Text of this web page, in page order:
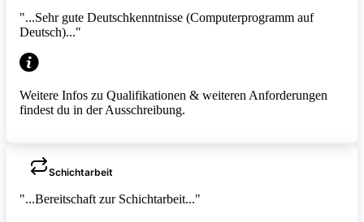
"...Sehr gute Deutschkenntnisse (Computerprogramm auf
Deutsch)..."
Weitere Infos zu Qualifikationen & weiteren Anforderungen
findest du in der Ausschreibung.
Schichtarbeit
"...Bereitschaft zur Schichtarbeit..."